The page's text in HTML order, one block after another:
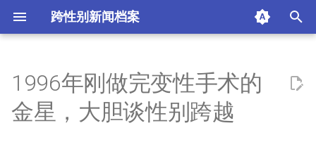
跨性别新闻档案
t
正文
1996年刚做完变性手术的
金星，大胆谈性别跨越